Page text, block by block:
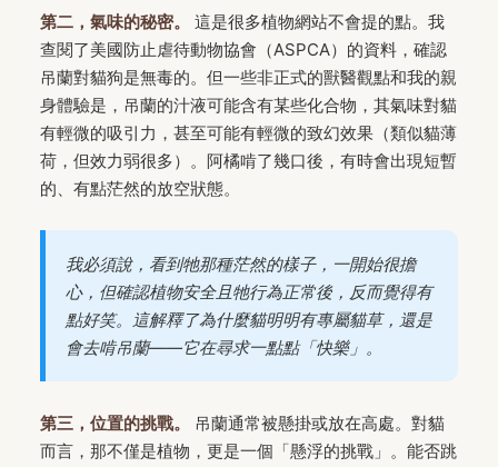
第二，氣味的秘密。
這是很多植物網站不會提的點。我
查閱了美國防止虐待動物協會（ASPCA）的資料，確認
吊蘭對貓狗是無毒的。但一些非正式的獸醫觀點和我的親
身體驗是，吊蘭的汁液可能含有某些化合物，其氣味對貓
有輕微的吸引力，甚至可能有輕微的致幻效果（類似貓薄
荷，但效力弱很多）。阿橘啃了幾口後，有時會出現短暫
的、有點茫然的放空狀態。
我必須說，看到牠那種茫然的樣子，一開始很擔
心，但確認植物安全且牠行為正常後，反而覺得有
點好笑。這解釋了為什麼貓明明有專屬貓草，還是
會去啃吊蘭——它在尋求一點點「快樂」。
第三，位置的挑戰。
吊蘭通常被懸掛或放在高處。對貓
而言，那不僅是植物，更是一個「懸浮的挑戰」。能否跳